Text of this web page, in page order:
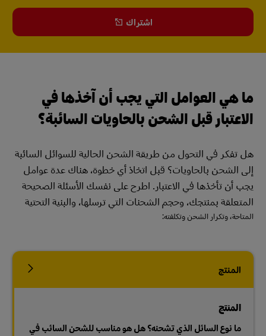
اشتراك
ما هي العوامل التي يجب أن آخذها في
الاعتبار قبل الشحن بالحاويات السائبة؟
هل تفكر في التحول من طريقة الشحن الحالية للسوائل السائبة
إلى الشحن بالحاويات؟ قبل اتخاذ أي خطوة، هناك عدة عوامل
يجب أن تأخذها في الاعتبار. اطرح على نفسك الأسئلة الصحيحة
المتعلقة بمنتجك، وحجم الشحنات التي ترسلها، والبنية التحتية
المتاحة، وتكرار الشحن وتكلفته:
المنتج
المنتج
ما نوع السائل الذي تشحنه؟ هل هو مناسب للشحن السائب في